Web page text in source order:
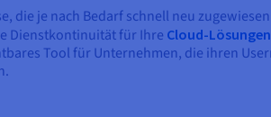
die je nach Bedarf schnell neu
Dienstkontinuität für Ihre Cloud-Lösungen
Tool für Unternehmen, die ihren